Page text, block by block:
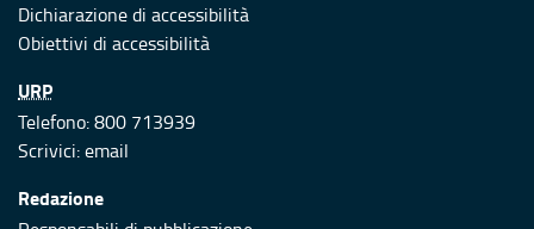
Dichiarazione di accessibilità
Obiettivi di accessibilità
URP
Telefono: 800 713939
Scrivici:email
Redazione